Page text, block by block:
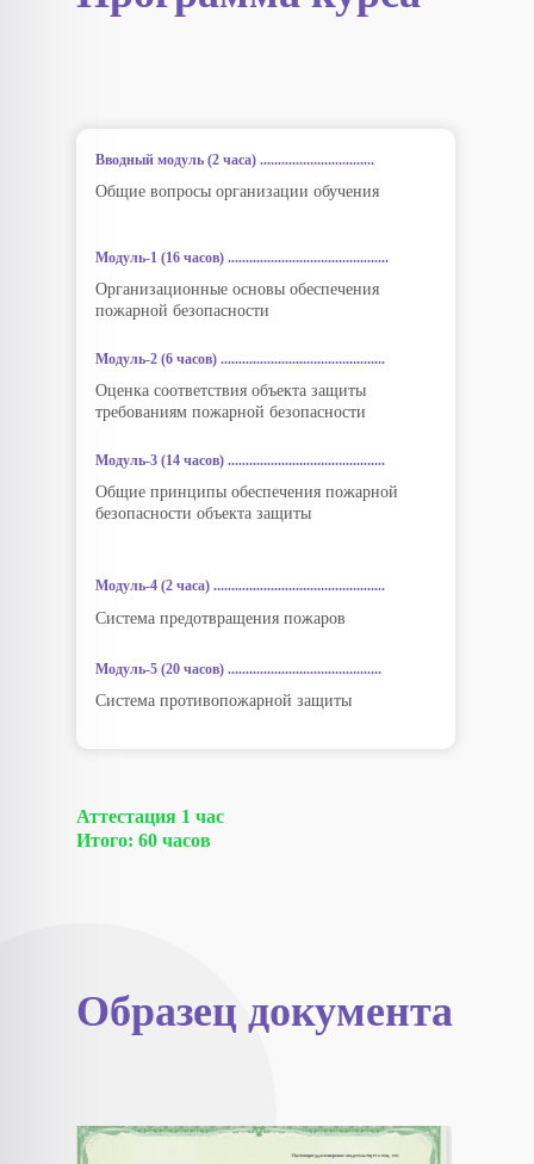
Вводный модуль (2 часа) ................................
Общие вопросы организации обучения
Модуль-1 (16 часов) .............................................
Организационные основы обеспечения
пожарной безопасности
Аттестация 1 час
Итого: 60 часов
Оценка соответствия объекта защиты
требованиям пожарной безопасности
Модуль-2 (6 часов) ..............................................
Общие принципы обеспечения пожарной
безопасности объекта защиты
Модуль-3 (14 часов) ............................................
Система предотвращения пожаров
Модуль-4 (2 часа) ................................................
Система противопожарной защиты
Модуль-5 (20 часов) ...........................................
Образец документа